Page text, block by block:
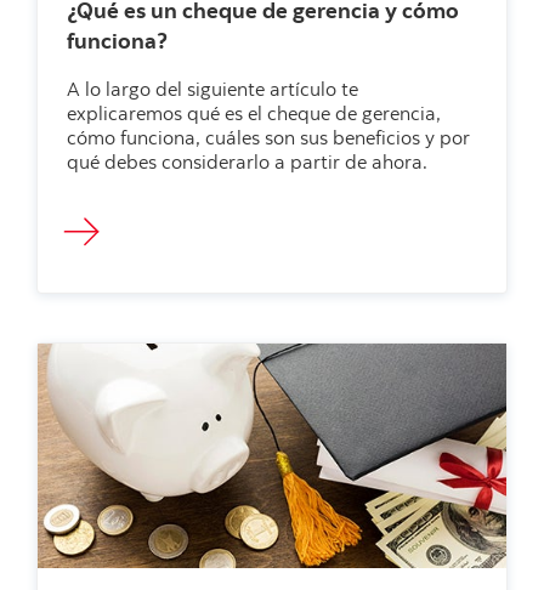
¿Qué es un cheque de gerencia y cómo
funciona?
A lo largo del siguiente artículo te
explicaremos qué es el cheque de gerencia,
cómo funciona, cuáles son sus beneficios y por
qué debes considerarlo a partir de ahora.